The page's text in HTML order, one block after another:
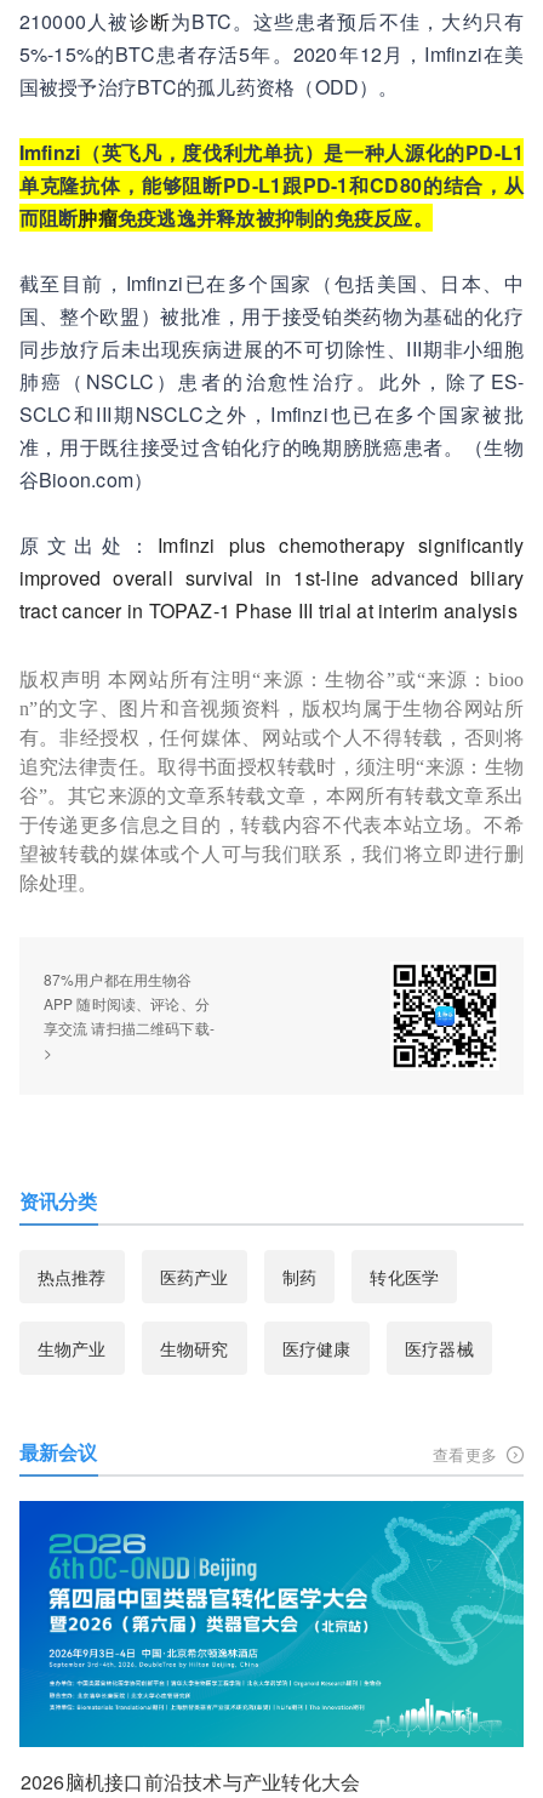
210000人被诊断为BTC。这些患者预后不佳，大约只有
5%-15%的BTC患者存活5年。2020年12月，Imfinzi在美
国被授予治疗BTC的孤儿药资格（ODD）。
Imfinzi（英飞凡，度伐利尤单抗）是一种人源化的PD-L1
单克隆抗体，能够阻断PD-L1跟PD-1和CD80的结合，从
而阻断肿瘤免疫逃逸并释放被抑制的免疫反应。
截至目前，Imfinzi已在多个国家（包括美国、日本、中
国、整个欧盟）被批准，用于接受铂类药物为基础的化疗
同步放疗后未出现疾病进展的不可切除性、III期非小细胞
肺癌（NSCLC）患者的治愈性治疗。此外，除了ES-
SCLC和III期NSCLC之外，Imfinzi也已在多个国家被批
准，用于既往接受过含铂化疗的晚期膀胱癌患者。（生物
谷Bioon.com）
原文出处： Imfinzi plus chemotherapy significantly
improved overall survival in 1st-line advanced biliary
tract cancer in TOPAZ-1 Phase III trial at interim analysis
版权声明 本网站所有注明“来源：生物谷”或“来源：bioo
n”的文字、图片和音视频资料，版权均属于生物谷网站所
有。非经授权，任何媒体、网站或个人不得转载，否则将
追究法律责任。取得书面授权转载时，须注明“来源：生物
谷”。其它来源的文章系转载文章，本网所有转载文章系出
于传递更多信息之目的，转载内容不代表本站立场。不希
望被转载的媒体或个人可与我们联系，我们将立即进行删
除处理。
87%用户都在用生物谷
APP 随时阅读、评论、分
享交流 请扫描二维码下载-
>
资讯分类
热点推荐 医药产业 制药 转化医学
生物产业 生物研究 医疗健康 医疗器械
最新会议 查看更多
2026脑机接口前沿技术与产业转化大会